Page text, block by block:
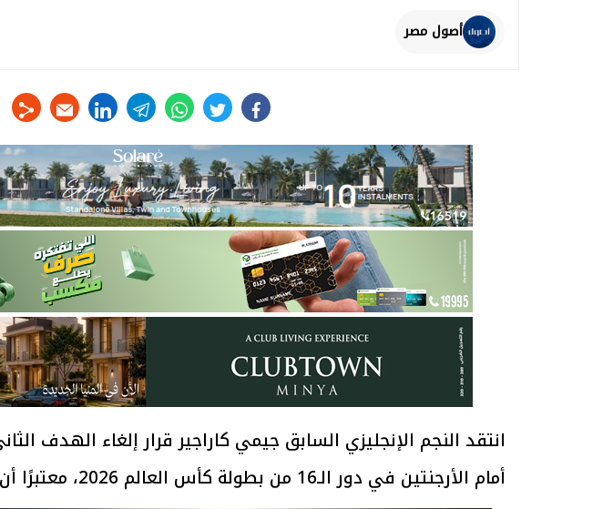
أصول مصر
facebook
twitter
whats
telegram
linkedin
انتقد النجم الإنجليزي السابق جيمي كاراجير قرار إلغاء الهدف
أمام الأرجنتين في دور الـ16 من بطولة كأس العالم 2026، معتبرًا أن القرار لم يكن عادلًا.